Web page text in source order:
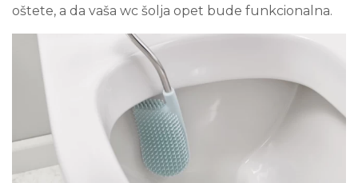
oštete, a da vaša wc šolja opet bude funkcionalna.